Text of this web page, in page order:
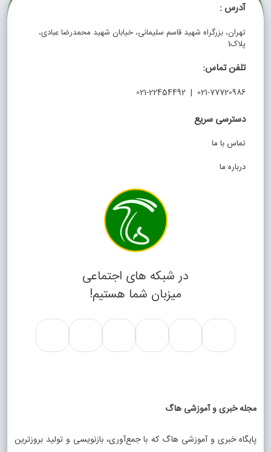
آدرس :
تهران، بزرگراه شهید قاسم سلیمانی، خیابان شهید محمدرضا عبادی،
پلاک1
تلفن تماس:
021-77720986 | 021-22454492
دسترسی سریع
تماس با ما
درباره ما
در شبکه های اجتماعی
میزبان شما هستیم!
مجله خبری و آموزشی هاگ
پایگاه خبری و آموزشی هاگ که با جمع‌آوری، بازنویسی و تولید بروزترین